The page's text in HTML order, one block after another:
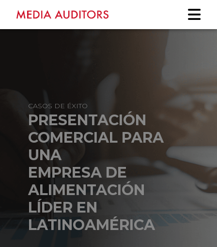
CASOS DE ÉXITO
PRESENTACIÓN
COMERCIAL PARA
UNA
EMPRESA DE
ALIMENTACIÓN
LÍDER EN
LATINOAMÉRICA